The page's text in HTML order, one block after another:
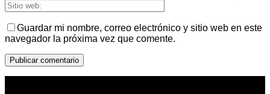
Guardar mi nombre, correo electrónico y sitio web en este
navegador la próxima vez que comente.